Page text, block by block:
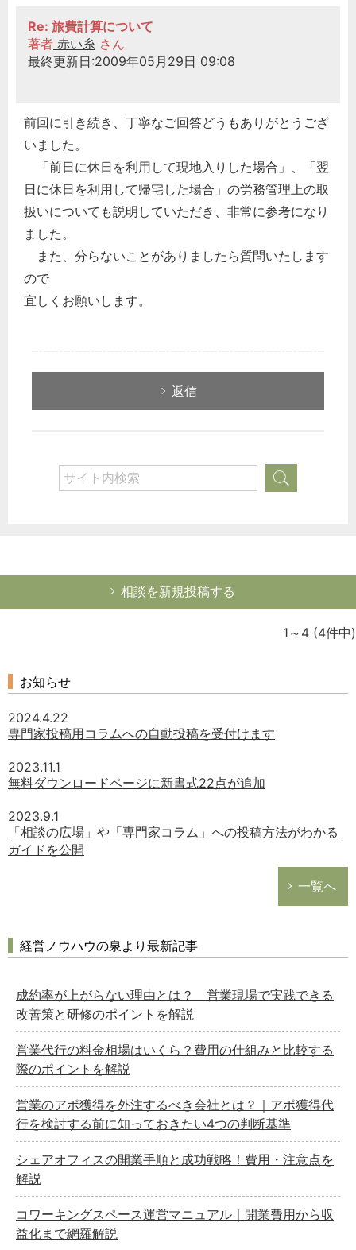
Re: 旅費計算について
著者 赤い糸 さん
最終更新日:2009年05月29日 09:08
前回に引き続き、丁寧なご回答どうもありがとうござ
いました。
「前日に休日を利用して現地入りした場合」、「翌
日に休日を利用して帰宅した場合」の労務管理上の取
扱いについても説明していただき、非常に参考になり
ました。
また、分らないことがありましたら質問いたします
ので
宜しくお願いします。
返信
相談を新規投稿する
どのカテゴリーに投稿しますか？
労務管理
税務経理
経営の知恵
秘書のノウハウ
1～4 (4件中)
お知らせ
2024.4.22
専門家投稿用コラムへの自動投稿を受付けます
2023.11.1
無料ダウンロードページに新書式22点が追加
2023.9.1
「相談の広場」や「専門家コラム」への投稿方法がわかる
ガイドを公開
一覧へ
経営ノウハウの泉より最新記事
成約率が上がらない理由とは？ 営業現場で実践できる
改善策と研修のポイントを解説
営業代行の料金相場はいくら？費用の仕組みと比較する
際のポイントを解説
営業のアポ獲得を外注するべき会社とは？｜アポ獲得代
行を検討する前に知っておきたい4つの判断基準
シェアオフィスの開業手順と成功戦略！費用・注意点を
解説
コワーキングスペース運営マニュアル｜開業費用から収
益化まで網羅解説